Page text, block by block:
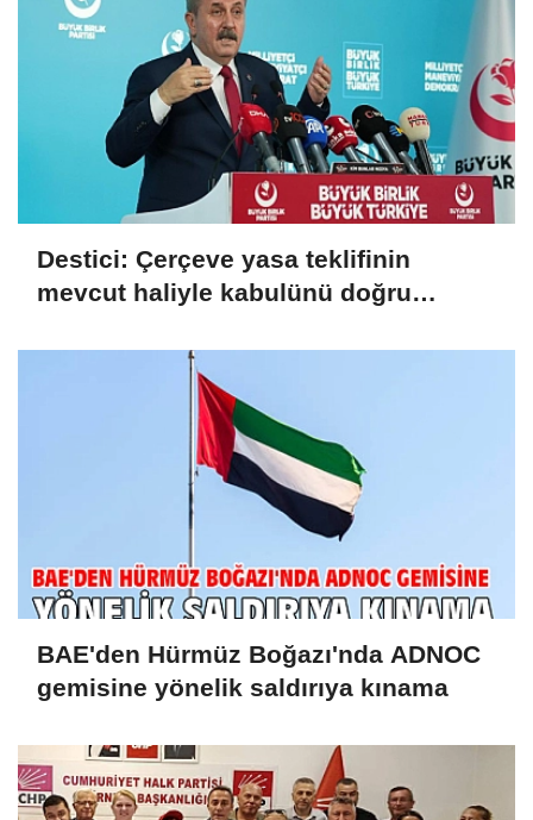
Destici: Çerçeve yasa teklifinin
mevcut haliyle kabulünü doğru
BAE'den Hürmüz Boğazı'nda ADNOC
gemisine yönelik saldırıya kınama